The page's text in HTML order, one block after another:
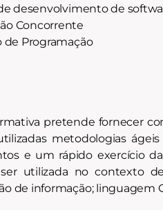
desenvolvimento de
Concorrente
de Programação
pretende fornecer
metodologias
e um rápido exercício
utilizada no contexto
de informação; linguagem